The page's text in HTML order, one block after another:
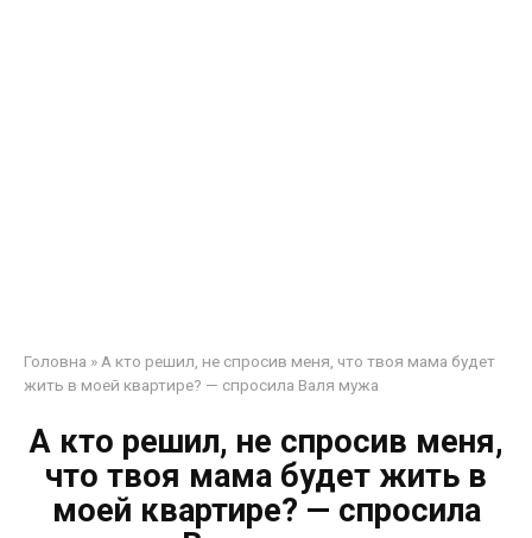
Головна » А кто решил, не спросив меня, что твоя мама будет
жить в моей квартире? — спросила Валя мужа
А кто решил, не спросив меня,
что твоя мама будет жить в
моей квартире? — спросила